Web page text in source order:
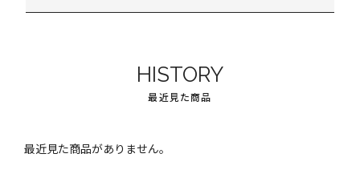
HISTORY
最近見た商品
最近見た商品がありません。